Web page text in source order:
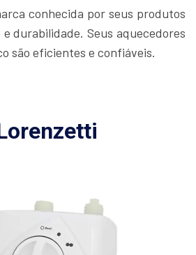
conhecida por seus produtos
durabilidade. Seus aquecedores
são eficientes e confiáveis.